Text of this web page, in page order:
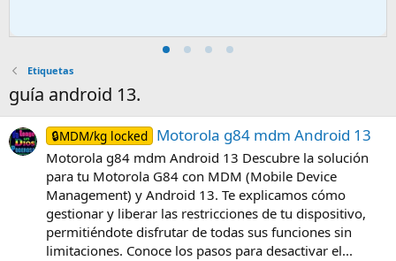
Etiquetas
guía android 13.
🔒MDM/kg locked Motorola g84 mdm Android 13
Motorola g84 mdm Android 13 Descubre la solución
para tu Motorola G84 con MDM (Mobile Device
Management) y Android 13. Te explicamos cómo
gestionar y liberar las restricciones de tu dispositivo,
permitiéndote disfrutar de todas sus funciones sin
limitaciones. Conoce los pasos para desactivar el...